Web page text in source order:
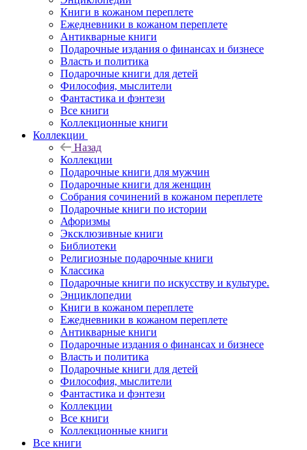
Книги в кожаном переплете
Ежедневники в кожаном переплете
Антикварные книги
Подарочные издания о финансах и бизнесе
Власть и политика
Подарочные книги для детей
Философия, мыслители
Фантастика и фэнтези
Все книги
Коллекционные книги
Коллекции
Назад
Коллекции
Подарочные книги для мужчин
Подарочные книги для женщин
Собрания сочинений в кожаном переплете
Подарочные книги по истории
Афоризмы
Эксклюзивные книги
Библиотеки
Религиозные подарочные книги
Классика
Подарочные книги по искусству и культуре.
Энциклопедии
Книги в кожаном переплете
Ежедневники в кожаном переплете
Антикварные книги
Подарочные издания о финансах и бизнесе
Власть и политика
Подарочные книги для детей
Философия, мыслители
Фантастика и фэнтези
Коллекции
Все книги
Коллекционные книги
Все книги